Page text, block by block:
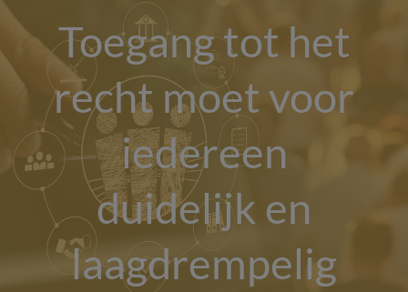
Toegang tot het
recht moet voor
iedereen
duidelijk en
laagdrempelig